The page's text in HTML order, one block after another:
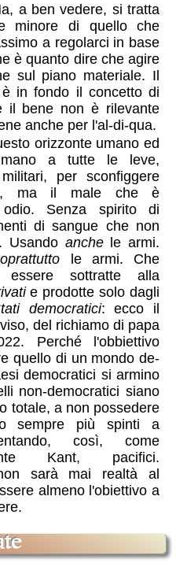
a ben vedere, si tratta
minore di quello che
a regolarci in base
è quanto dire che agire
sul piano materiale. Il
in fondo il concetto di
il bene non è rilevante
anche per l'al-di-qua.
orizzonte umano ed
a tutte le leve,
per sconfiggere
ma il male che è
odio. Senza spirito di
di sangue che non
Usando anchele armi.
le armi. Che
essere sottratte alla
e prodotte solo dagli
democratici: ecco il
del richiamo di papa
Perché l'obbiettivo
quello di un mondo de-
democratici si armino
non-democratici siano
totale, a non possedere
sempre più spinti a
così, come
Kant, pacifici.
sarà mai realtà al
almeno l'obiettivo a